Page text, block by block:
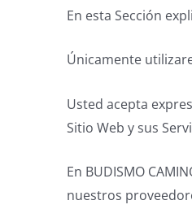
En esta Sección
Únicamente
Usted acepta
Sitio Web y sus
En BUDISMO
nuestros